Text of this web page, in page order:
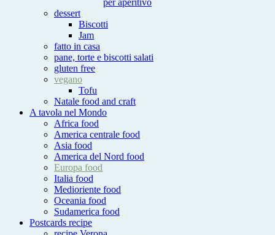
per aperitivo
dessert
Biscotti
Jam
fatto in casa
pane, torte e biscotti salati
gluten free
vegano
Tofu
Natale food and craft
A tavola nel Mondo
Africa food
America centrale food
Asia food
America del Nord food
Europa food
Italia food
Medioriente food
Oceania food
Sudamerica food
Postcards recipe